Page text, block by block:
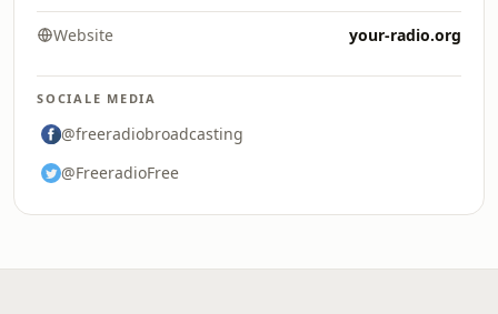
Website your-radio.org
SOCIALE MEDIA
@freeradiobroadcasting
@FreeradioFree